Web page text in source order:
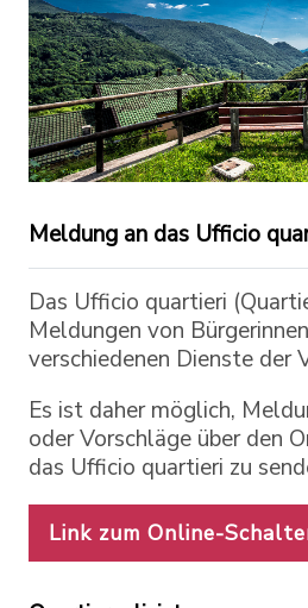
Meldung an das Ufficio
Das Ufficio quartieri
Meldungen von
verschiedenen Dienste der
Es ist daher möglich,
oder Vorschläge über den
das Ufficio quartieri zu
Link zum Online-